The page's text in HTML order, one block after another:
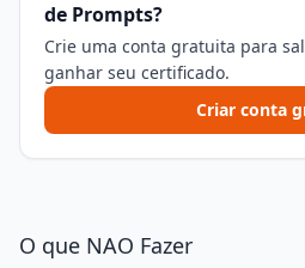
de Prompts?
Crie uma conta gratuita para
ganhar seu certificado.
Criar conta
O que NAO Fazer